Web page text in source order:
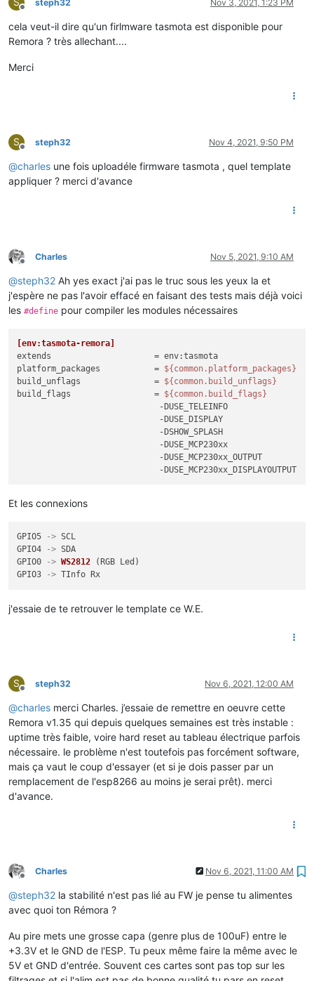
Offline
steph32 Nov 3, 2021, 1:23 PM
cela veut-il dire qu'un firlmware tasmota est disponible pour
Remora ? très allechant....
Merci
S
Offline
steph32 Nov 4, 2021, 9:50 PM
@charles une fois uploadéle firmware tasmota , quel template
appliquer ? merci d'avance
Offline
Charles Nov 5, 2021, 9:10 AM
@steph32 Ah yes exact j'ai pas le truc sous les yeux la et
j'espère ne pas l'avoir effacé en faisant des tests mais déjà voici
les #define pour compiler les modules nécessaires
[env:tasmota-remora]
extends
platform_packages
           =
${common.platform_packages}
build_unflags
               =
${common.build_unflags}
build_flags
                 =
${common.build_flags}
                             -DUSE_TELEINFO
                             -DUSE_DISPLAY
                             -DSHOW_SPLASH
                             -DUSE_MCP230xx
                             -DUSE_MCP230xx_OUTPUT
Et les connexions
GPIO5 -> SCL
GPIO4
-> SDA
GPIO0
-> WS2812 (RGB Led)
GPIO3
->
j'essaie de te retrouver le template ce W.E.
S
Offline
steph32 Nov 6, 2021, 12:00 AM
@charles merci Charles. j’essaie de remettre en oeuvre cette
Remora v1.35 qui depuis quelques semaines est très instable :
uptime très faible, voire hard reset au tableau électrique parfois
nécessaire. le problème n'est toutefois pas forcément software,
mais ça vaut le coup d'essayer (et si je dois passer par un
remplacement de l'esp8266 au moins je serai prêt). merci
d'avance.
Offline
Charles Nov 6, 2021, 11:00 AM
@steph32 la stabilité n'est pas lié au FW je pense tu alimentes
avec quoi ton Rémora ?
Au pire mets une grosse capa (genre plus de 100uF) entre le
+3.3V et le GND de l'ESP. Tu peux même faire la même avec le
5V et GND d'entrée. Souvent ces cartes sont pas top sur les